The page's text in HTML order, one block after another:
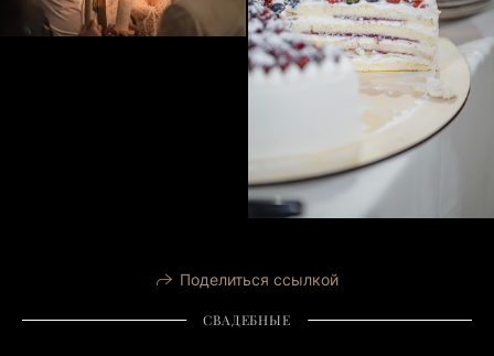
Поделиться ссылкой
СВАДЕБНЫЕ